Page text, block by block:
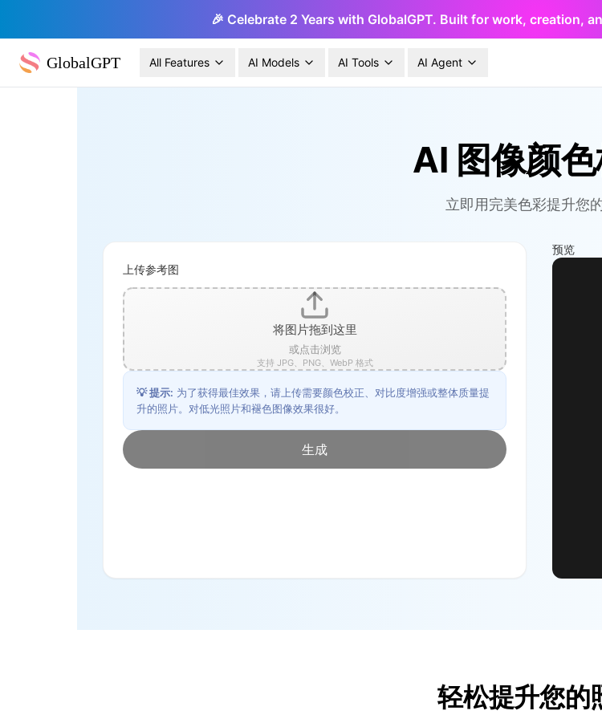
🎉 Celebrate 2 Years with GlobalGPT. Built for work, creation,
GlobalGPT All Features AI Models AI Tools AI Agent
AI 图像颜
立即用完美色彩提升您
上传参考图
将图片拖到这里
或点击浏览
支持 JPG、PNG、WebP 格式
💡提示: 为了获得最佳效果，请上传需要颜色校正、对比度增强或整体质量提
升的照片。对低光照片和褪色图像效果很好。
生成
预览
轻松提升您的